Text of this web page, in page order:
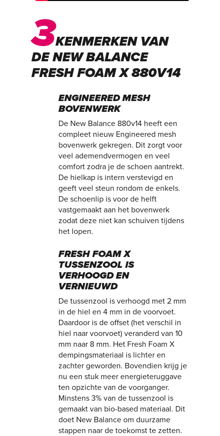
3KENMERKEN VAN
DE NEW BALANCE
FRESH FOAM X 880V14
ENGINEERED MESH
BOVENWERK
De New Balance 880v14 heeft een
compleet nieuw Engineered mesh
bovenwerk gekregen. Dit zorgt voor
veel ademendvermogen en veel
comfort zodra je de schoen aantrekt.
De hielkap is intern verstevigd en
geeft veel steun rondom de enkels.
De schoenlip is voor de helft
vastgemaakt aan het bovenwerk
zodat deze niet kan schuiven tijdens
het lopen.
FRESH FOAM X
TUSSENZOOL IS
VERHOOGD EN
VERNIEUWD
De tussenzool is verhoogd met 2 mm
in de hiel en 4 mm in de voorvoet.
Daardoor is de offset (het verschil in
hiel naar voorvoet) veranderd van 10
mm naar 8 mm. Het Fresh Foam X
dempingsmateriaal is lichter en
zachter geworden. Bovendien krijg je
nu een stuk meer energieteruggave
ten opzichte van de voorganger.
Minstens 3% van de tussenzool is
gemaakt van bio-based materiaal. Dit
doet New Balance om duurzame
stappen naar de toekomst te zetten.